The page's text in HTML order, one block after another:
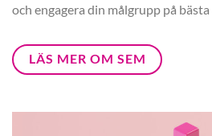
och engagera din målgrupp på
LÄS MER OM SEM